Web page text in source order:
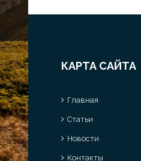
КАРТА САЙТА
Главная
Статьи
Новости
Контакты